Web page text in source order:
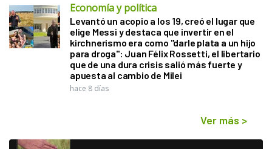
Economía y política
Levantó un acopio a los 19, creó el lugar que
elige Messi y destaca que invertir en el
kirchnerismo era como "darle plata a un hijo
para droga": Juan Félix Rossetti, el libertario
que de una dura crisis salió más fuerte y
apuesta al cambio de Milei
hace 8 días
Ver más >